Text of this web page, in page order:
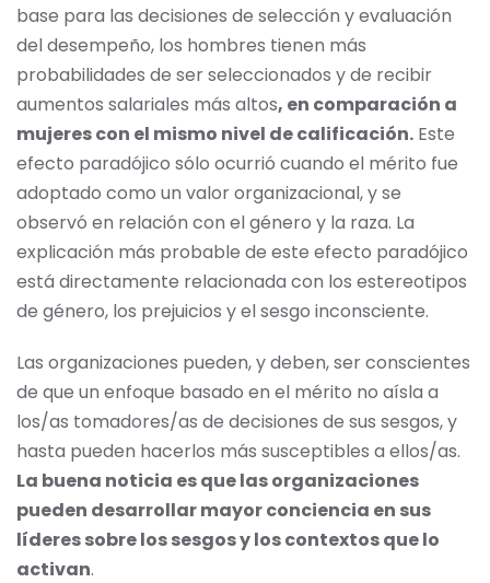
base para las decisiones de selección y evaluación
del desempeño, los hombres tienen más
probabilidades de ser seleccionados y de recibir
aumentos salariales más altos, en comparación a
mujeres con el mismo nivel de calificación. Este
efecto paradójico sólo ocurrió cuando el mérito fue
adoptado como un valor organizacional, y se
observó en relación con el género y la raza. La
explicación más probable de este efecto paradójico
está directamente relacionada con los estereotipos
de género, los prejuicios y el sesgo inconsciente.
Las organizaciones pueden, y deben, ser conscientes
de que un enfoque basado en el mérito no aísla a
los/as tomadores/as de decisiones de sus sesgos, y
hasta pueden hacerlos más susceptibles a ellos/as.
La buena noticia es que las organizaciones
pueden desarrollar mayor conciencia en sus
líderes sobre los sesgos y los contextos que lo
activan.